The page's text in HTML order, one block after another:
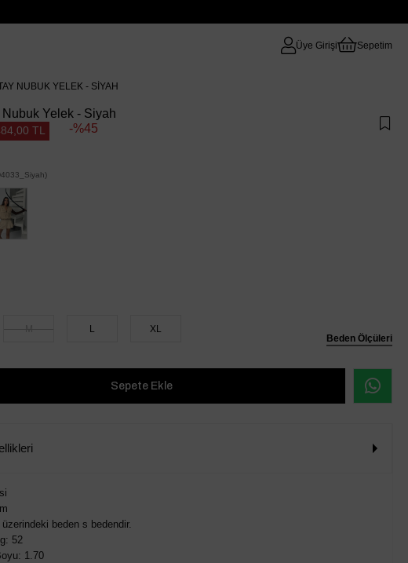
Üye Girişi Sepetim
NUBUK YELEK - SIYAH
Yelek - Siyah
TL 45
Beden Ölçüleri
L XL
üzerindeki beden s bedendir.
52
1.70